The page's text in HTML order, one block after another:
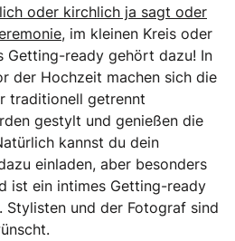
oder kirchlich ja sagt oder
, im kleinen Kreis oder
Getting-ready gehört dazu! In
der Hochzeit machen sich die
traditionell getrennt
gestylt und genießen die
kannst du dein
einladen, aber besonders
ist ein intimes Getting-ready
Stylisten und der Fotograf sind